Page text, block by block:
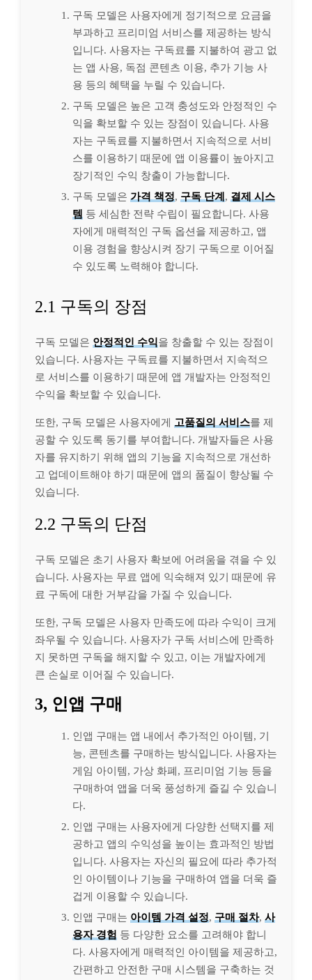
구독 모델은 사용자에게 정기적으로 요금을
부과하고 프리미엄 서비스를 제공하는 방식
입니다. 사용자는 구독료를 지불하여 광고 없
는 앱 사용, 독점 콘텐츠 이용, 추가 기능 사
용 등의 혜택을 누릴 수 있습니다.
구독 모델은 높은 고객 충성도와 안정적인 수
익을 확보할 수 있는 장점이 있습니다. 사용
자는 구독료를 지불하면서 지속적으로 서비
스를 이용하기 때문에 앱 이용률이 높아지고
장기적인 수익 창출이 가능합니다.
구독 모델은 가격 책정, 구독 단계 , 결제 시스
템 등 세심한 전략 수립이 필요합니다. 사용
자에게 매력적인 구독 옵션을 제공하고, 앱
이용 경험을 향상시켜 장기 구독으로 이어질
수 있도록 노력해야 합니다.
2.1 구독의 장점
구독 모델은 안정적인 수익을 창출할 수 있는 장점이
있습니다. 사용자는 구독료를 지불하면서 지속적으
로 서비스를 이용하기 때문에 앱 개발자는 안정적인
수익을 확보할 수 있습니다.
또한, 구독 모델은 사용자에게 고품질의 서비스를 제
공할 수 있도록 동기를 부여합니다. 개발자들은 사용
자를 유지하기 위해 앱의 기능을 지속적으로 개선하
고 업데이트해야 하기 때문에 앱의 품질이 향상될 수
있습니다.
2.2 구독의 단점
구독 모델은 초기 사용자 확보에 어려움을 겪을 수 있
습니다. 사용자는 무료 앱에 익숙해져 있기 때문에 유
료 구독에 대한 거부감을 가질 수 있습니다.
또한, 구독 모델은 사용자 만족도에 따라 수익이 크게
좌우될 수 있습니다. 사용자가 구독 서비스에 만족하
지 못하면 구독을 해지할 수 있고, 이는 개발자에게
큰 손실로 이어질 수 있습니다.
3, 인앱 구매
인앱 구매는 앱 내에서 추가적인 아이템, 기
능, 콘텐츠를 구매하는 방식입니다. 사용자는
게임 아이템, 가상 화폐, 프리미엄 기능 등을
구매하여 앱을 더욱 풍성하게 즐길 수 있습니
다.
인앱 구매는 사용자에게 다양한 선택지를 제
공하고 앱의 수익성을 높이는 효과적인 방법
입니다. 사용자는 자신의 필요에 따라 추가적
인 아이템이나 기능을 구매하여 앱을 더욱 즐
겁게 이용할 수 있습니다.
인앱 구매는 아이템 가격 설정, 구매 절차, 사
용자 경험 등 다양한 요소를 고려해야 합니
다. 사용자에게 매력적인 아이템을 제공하고,
간편하고 안전한 구매 시스템을 구축하는 것